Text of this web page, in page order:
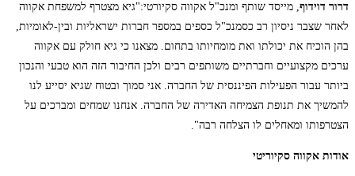
דרור דוידוף, מייסד שותף ומנכ"ל אקווה סקיורטי:"גיא מצטרף למשפחת אקווה
לאחר שצבר ניסיון רב כסמנכ"ל כספים במספר חברות ישראליות ובין-לאומיות,
בהן הוכיח את יכולתו ואת מומחיותו בתחום. מצאנו כי גיא חולק עם אקווה
ערכים מקצועיים וחברתיים משותפים רבים ולכן החיבור הזה הוא טבעי והנכון
ביותר עבור הפעילות הפיננסית של החברה. אני סמוך ובטוח שגיא יסייע לנו
להמשיך את תנופת הצמיחה האדירה של החברה. אנחנו שמחים ומברכים על
הצטרפותו ומאחלים לו הצלחה רבה".
אודות אקווה סקיוריטי